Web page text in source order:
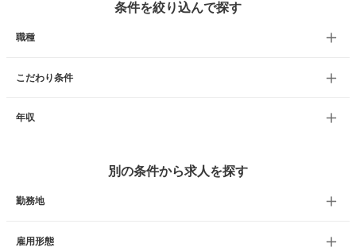
条件を絞り込んで探す
職種
こだわり条件
年収
別の条件から求人を探す
勤務地
雇用形態